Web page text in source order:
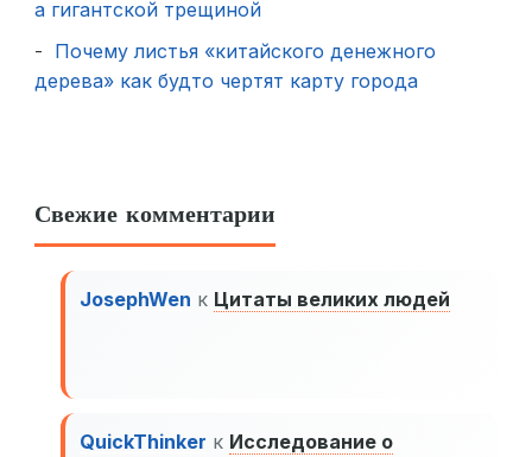
а гигантской трещиной
Почему листья «китайского денежного
дерева» как будто чертят карту города
Свежие комментарии
JosephWen к Цитаты великих людей
QuickThinker к Исследование о